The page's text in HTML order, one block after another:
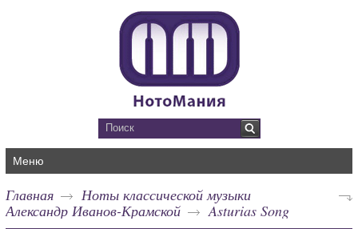
Меню
Главная
Ноты классической музыки
Александр Иванов-Крамской
Asturias Song